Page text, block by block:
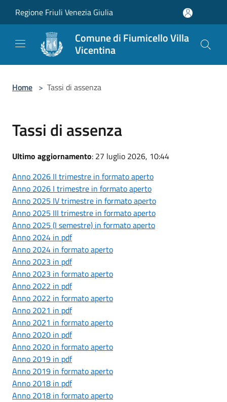
Regione Friuli Venezia Giulia
Comune di Fiumicello Villa
Vicentina
Home > Tassi di assenza
Tassi di assenza
Ultimo aggiornamento: 27 luglio 2026, 10:44
Anno 2026 II trimestre in formato aperto
Anno 2026 I trimestre in formato aperto
Anno 2025 IV trimestre in formato aperto
Anno 2025 III trimestre in formato aperto
Anno 2025 (I semestre) in formato aperto
Anno 2024 in pdf
Anno 2024 in formato aperto
Anno 2023 in pdf
Anno 2023 in formato aperto
Anno 2022 in pdf
Anno 2022 in formato aperto
Anno 2021 in pdf
Anno 2021 in formato aperto
Anno 2020 in pdf
Anno 2020 in formato aperto
Anno 2019 in pdf
Anno 2019 in formato aperto
Anno 2018 in pdf
Anno 2018 in formato aperto